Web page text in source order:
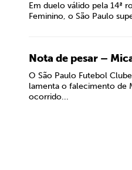
Em duelo válido pela 14ª
Feminino, o São Paulo
Nota de pesar –
O São Paulo Futebol
lamenta o falecimento de
ocorrido...